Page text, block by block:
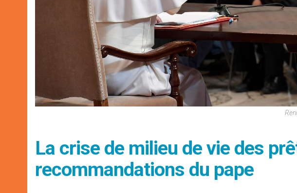
La crise de milieu de vie des
recommandations du pape